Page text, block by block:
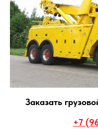
Заказать
+7